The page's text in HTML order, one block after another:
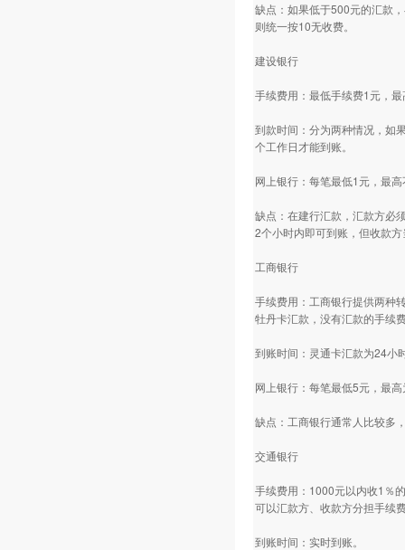
缺点：如果低于500元的汇款
则统一按10无收费。
建设银行
手续费用：最低手续费1元，
到款时间：分为两种情况，如
个工作日才能到账。
网上银行：每笔最低1元，最
缺点：在建行汇款，汇款方必
2个小时内即可到账，但收款
工商银行
手续费用：工商银行提供两种
牡丹卡汇款，没有汇款的手续
到账时间：灵通卡汇款为24小
网上银行：每笔最低5元，最
缺点：工商银行通常人比较多
交通银行
手续费用：1000元以内收1％
可以汇款方、收款方分担手续
到账时间：实时到账。